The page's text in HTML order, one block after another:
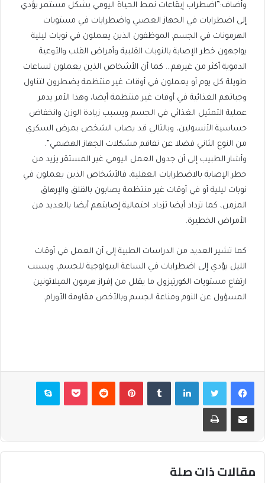
وأضاف:”اضطراب إيقاعات نمط الحياة اليومي بشكل مستمر يؤدي
إلى اضطرابات في الجهاز العصبي واضطرابات في مستويات
الهرمونات في الجسم. الموظفون الذين يعملون في نوبات ليلية
يواجهون خطر الإصابة بالنوبات القلبية وأمراض القلب والأوعية
الدموية أكثر من غيرهم… كما أن الأشخاص الذين يعملون لساعات
طويلة كل يوم أو يعملون في أوقات غير منتظمة يضطرون لتناول
وجباتهم الغذائية في أوقات غير منتظمة أيضا، وهذا الأمر يدمر
عملية التمثيل الغذائي في الجسم ويسبب زيادة الوزن وانخفاض
حساسية الأنسولين، وبالتالي قد يصاب الشخص بمرض السكري
من النوع الثاني فضلا عن تفاقم مشكلات الجهاز الهضمي”.
وأشار الطبيب إلى أن جدول العمل اليومي غير المستقر يزيد من
خطر الإصابة بالاضطرابات العقلية، فالأشخاص الذين يعملون في
نوبات ليلية أو في أوقات غير منتظمة يصابون بالقلق والإرهاق
المزمن، كما تزداد أيضا تزداد احتمالية إصابتهم أيضا بالعديد من
الأمراض الخطيرة.
كما تشير العديد من الدراسات الطبية إلى أن العمل في أوقات
الليل يؤدي إلى اضطرابات في الساعة البيولوجية للجسم، ويسبب
ارتفاع مستويات الكورتيزول ما يقلل من إفراز هرمون الميلاتونين
المسؤول عن النوم ومناعة الجسم وبالأخص مقاومة الأورام.
فيسبوكتويتر لينكدإن بينتيريست بوكيت سكايب
مشاركة عبر البريد طباعة
مقالات ذات صلة